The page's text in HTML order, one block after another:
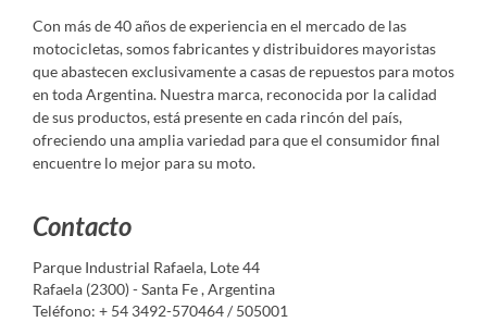
Con más de 40 años de experiencia en el mercado de las
motocicletas, somos fabricantes y distribuidores mayoristas
que abastecen exclusivamente a casas de repuestos para motos
en toda Argentina. Nuestra marca, reconocida por la calidad
de sus productos, está presente en cada rincón del país,
ofreciendo una amplia variedad para que el consumidor final
encuentre lo mejor para su moto.
Contacto
Parque Industrial Rafaela, Lote 44
Rafaela (2300) - Santa Fe , Argentina
Teléfono: + 54 3492-570464 / 505001